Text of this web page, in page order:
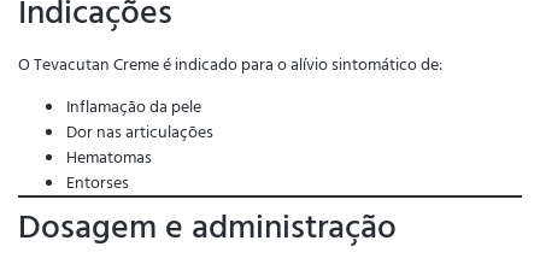
Indicações
O Tevacutan Creme é indicado para o alívio sintomático de:
Inflamação da pele
Dor nas articulações
Hematomas
Entorses
Dosagem e administração